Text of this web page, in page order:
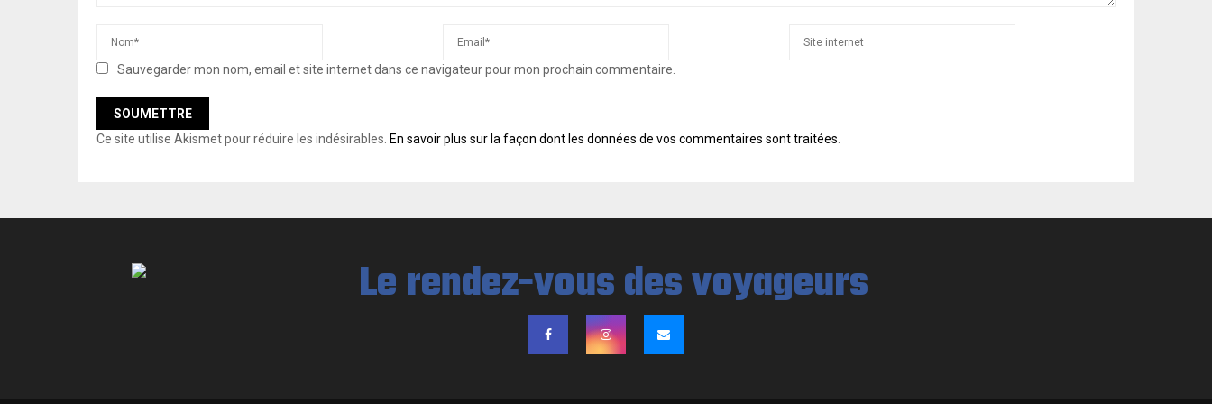
Sauvegarder mon nom, email et site internet dans ce navigateur pour mon prochain commentaire.
Ce site utilise Akismet pour réduire les indésirables. En savoir plus sur la façon dont les données de vos commentaires sont traitées